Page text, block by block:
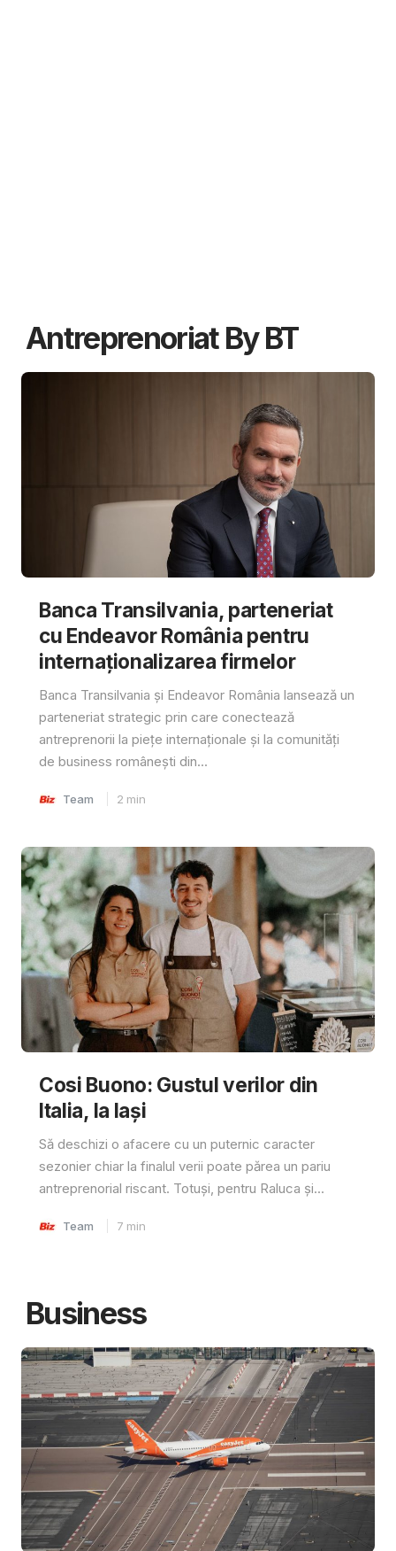
Antreprenoriat By BT
Banca Transilvania, parteneriat
cu Endeavor România pentru
internaționalizarea firmelor
Banca Transilvania și Endeavor România lansează un
parteneriat strategic prin care conectează
antreprenorii la piețe internaționale și la comunități
de business românești din...
Team 2 min
Cosi Buono: Gustul verilor din
Italia, la Iași
Să deschizi o afacere cu un puternic caracter
sezonier chiar la finalul verii poate părea un pariu
antreprenorial riscant. Totuși, pentru Raluca și...
Team 7 min
Business